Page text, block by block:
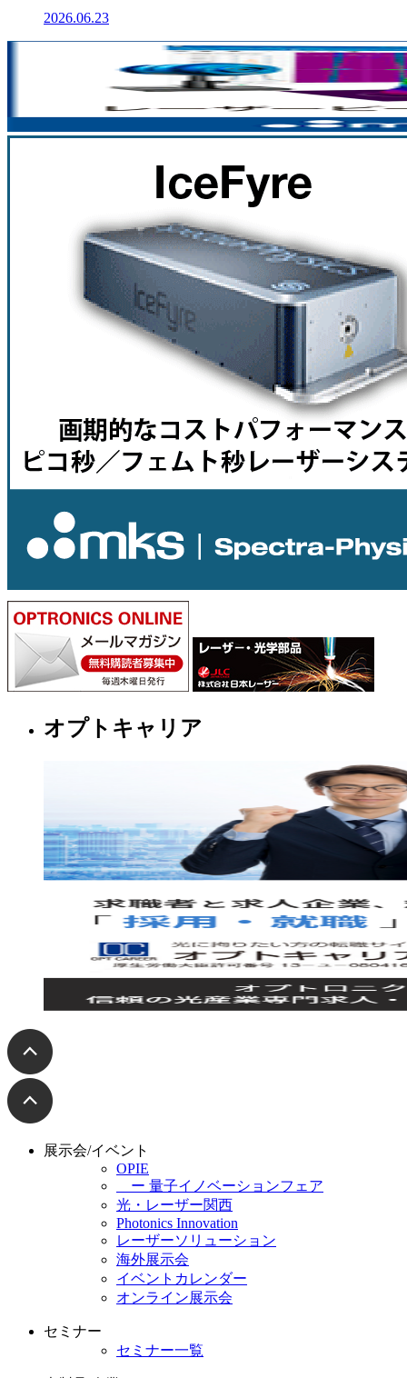
2026.06.23
オプトキャリア
展示会/イベント
OPIE
ー 量子イノベーションフェア
光・レーザー関西
Photonics Innovation
レーザーソリューション
海外展示会
イベントカレンダー
オンライン展示会
セミナー
セミナー一覧